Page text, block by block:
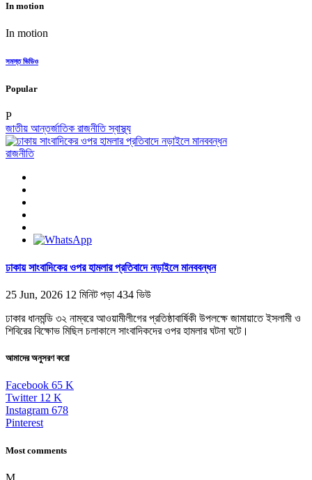
In motion
In motion
সমস্ত ভিডিও
Popular
P
জাতীয় আন্তর্জাতিক রাজনীতিস্বাস্থ্য
রাজনীতি
ঢাকায় সাংবাদিকের ওপর হামলার প্রতিবাদে নড়াইলে মানববন্ধন
25 Jun, 2026 12 মিনিট পড়া 434 ভিউ
ঢাকার ধানমন্ডি ৩২ নাম্বরে আওয়ামীলীগের প্রতিষ্ঠাবার্ষিকী উপলক্ষে জামায়াতে ইসলামী ও
শিবিরের বিক্ষোভ মিছিল চলাকালে সাংবাদিকদের ওপর হামলার ঘটনা ঘটে।
আমাদের অনুসরণ করো
Facebook 65 K
Twitter 12 K
Instagram 678
Pinterest
Most comments
M